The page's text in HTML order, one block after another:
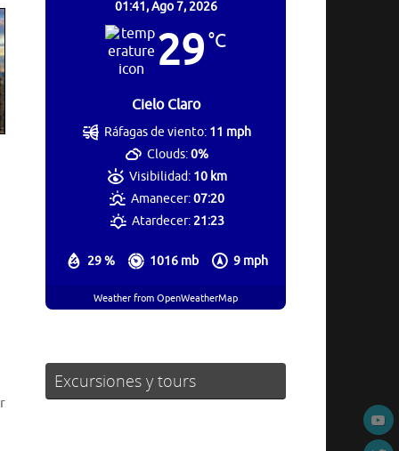
01:41,Ago 7, 2026
29°C
Cielo Claro
29 % 1016 mb 9 mph
Ráfagas de viento: 11 mph
Clouds:0%
Visibilidad: 10 km
Amanecer:07:20
Atardecer:21:23
Weather from OpenWeatherMap
Excursiones y tours